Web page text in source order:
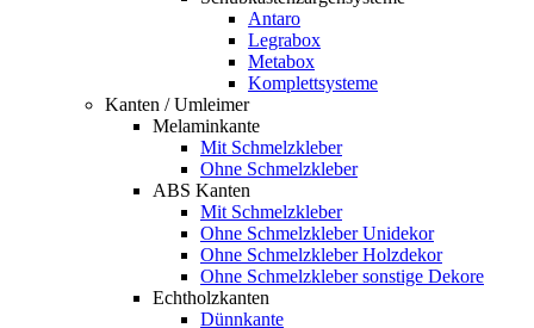
Antaro
Legrabox
Metabox
Komplettsysteme
Kanten / Umleimer
Melaminkante
Mit Schmelzkleber
Ohne Schmelzkleber
ABS Kanten
Mit Schmelzkleber
Ohne Schmelzkleber Unidekor
Ohne Schmelzkleber Holzdekor
Ohne Schmelzkleber sonstige Dekore
Echtholzkanten
Dünnkante